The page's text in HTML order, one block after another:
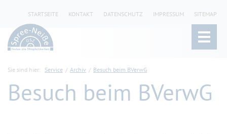
STARTSEITE KONTAKT DATENSCHUTZ IMPRESSUM SITEMAP
Sie sind hier: Service Archiv Besuch beim BVerwG
Besuch beim BVerwG